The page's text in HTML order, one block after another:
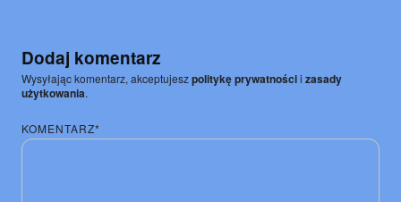
Dodaj komentarz
Wysyłając komentarz, akceptujeszpolitykę prywatnościi zasady
użytkowania.
KOMENTARZ*